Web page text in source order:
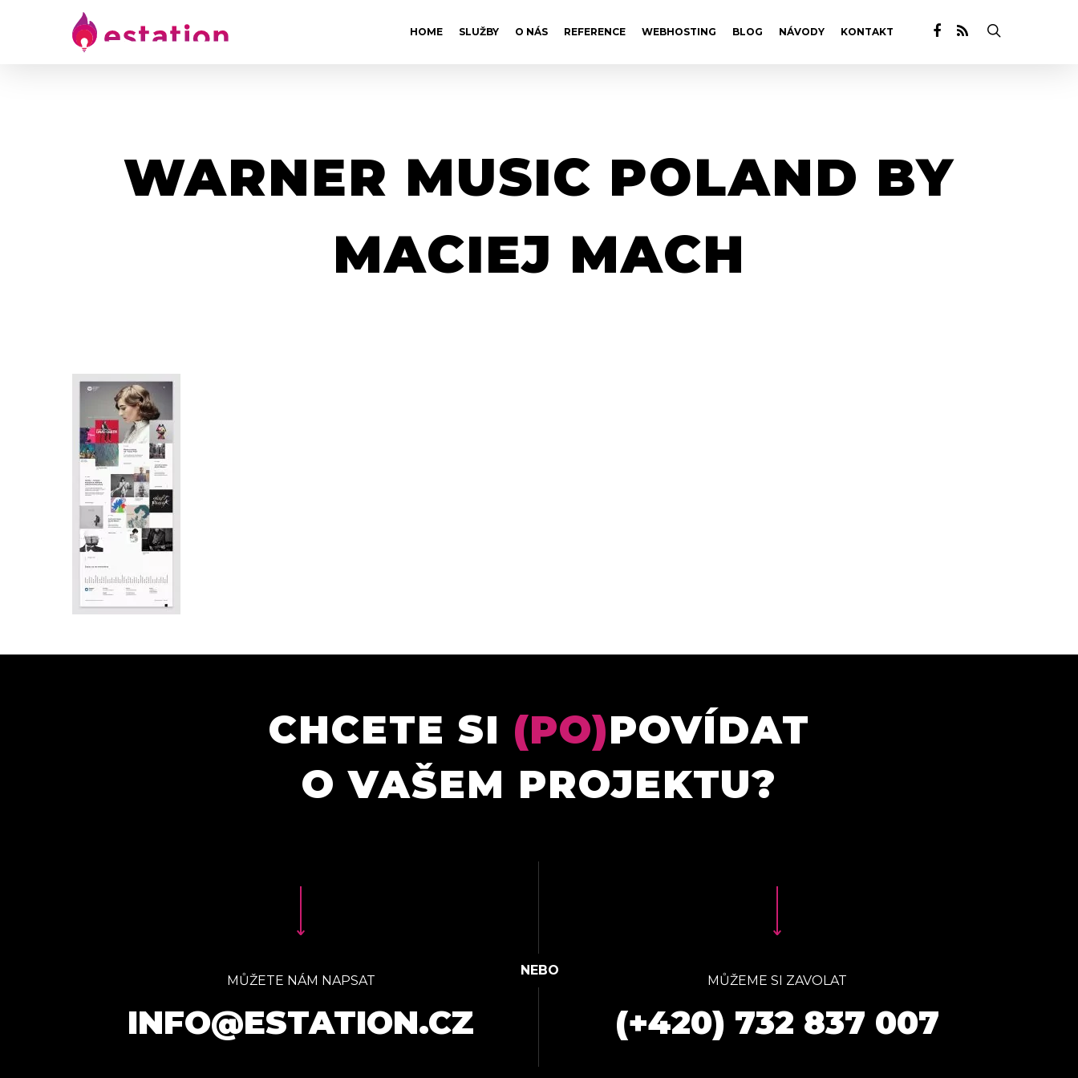
HOME SLUŽBY O NÁS REFERENCE WEBHOSTING BLOG NÁVODY KONTAKT
WARNER MUSIC POLAND BY
MACIEJ MACH
CHCETE SI (PO)POVÍDAT
O VAŠEM PROJEKTU?
MŮŽETE NÁM NAPSAT
INFO@ESTATION.CZ
MŮŽEME SI ZAVOLAT
(+420) 732 837 007